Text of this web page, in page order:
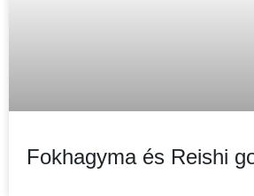
Fokhagyma és Reishi